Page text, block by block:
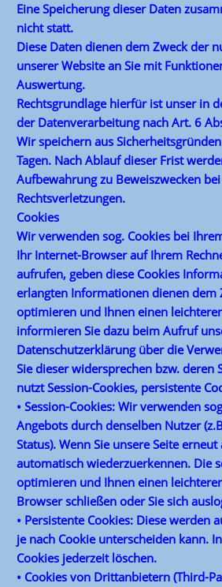
Eine Speicherung dieser Daten
nicht statt.
Diese Daten dienen dem Zweck der
unserer Website an Sie mit
Auswertung.
Rechtsgrundlage hierfür ist unser in
der Datenverarbeitung nach Art. 6
Wir speichern aus
Tagen. Nach Ablauf dieser Frist
Aufbewahrung zu Beweiszwecken
Rechtsverletzungen.
Cookies
Wir verwenden sog. Cookies bei
Ihr Internet-Browser auf Ihrem
aufrufen, geben diese Cookies
erlangten Informationen dienen dem
optimieren und Ihnen einen
informieren Sie dazu beim Aufruf
Datenschutzerklärung über die
Sie dieser widersprechen bzw. deren
nutzt Session-Cookies, persistente
• Session-Cookies: Wir verwenden
Angebots durch denselben Nutzer
Status). Wenn Sie unsere Seite
automatisch wiederzuerkennen. Die
optimieren und Ihnen einen
Browser schließen oder Sie sich
• Persistente Cookies: Diese werden
je nach Cookie unterscheiden kann.
Cookies jederzeit löschen.
• Cookies von Drittanbietern (Third-